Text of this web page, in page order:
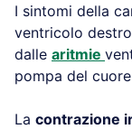
I sintomi della
ventricolo
dalle aritmie
pompa del
La contrazione